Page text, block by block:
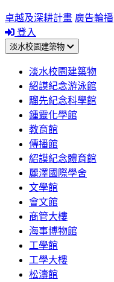
卓越及深耕計畫 廣告輪播
登入
淡水校園建築物
淡水校園建築物
紹謨紀念游泳館
騮先紀念科學館
鍾靈化學館
教育館
傳播館
紹謨紀念體育館
麗澤國際學舍
文學館
會文館
商管大樓
海事博物館
工學館
工學大樓
松濤館